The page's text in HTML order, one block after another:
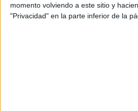
momento volviendo a este sitio y
"Privacidad" en la parte inferior de la
que sucede es que estas personas
lugar, de ahí la crítica vertida que